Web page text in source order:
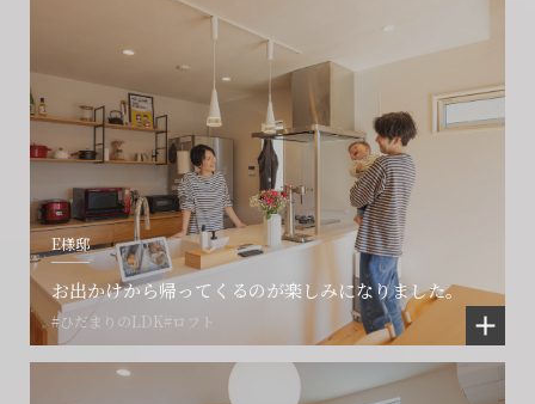
E様邸
お出かけから帰ってくるのが楽しみになりました。
#ひだまりのLDK#ロフト